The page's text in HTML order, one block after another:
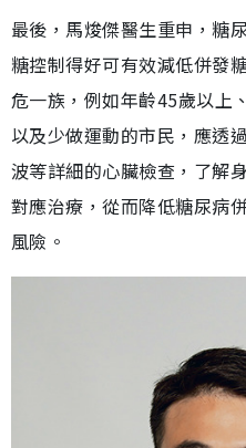
最後，馬焌傑醫生重申，糖
糖控制得好可有效減低併發
危一族，例如年齡45歲以上
以及少做運動的市民，應透
波等詳細的心臟檢查，了解
對應治療，從而降低糖尿病
風險。